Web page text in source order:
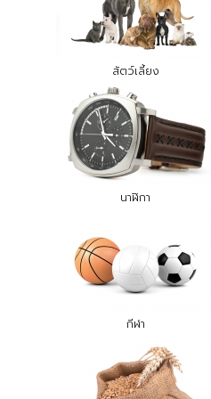
สัตว์เลี้ยง
นาฬิกา
กีฬา